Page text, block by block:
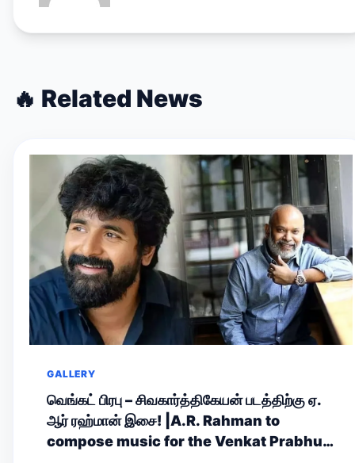
🔥 Related News
GALLERY
வெங்கட் பிரபு – சிவகார்த்திகேயன் படத்திற்கு ஏ.
ஆர் ரஹ்மான் இசை! |A.R. Rahman to
compose music for the Venkat Prabhu–